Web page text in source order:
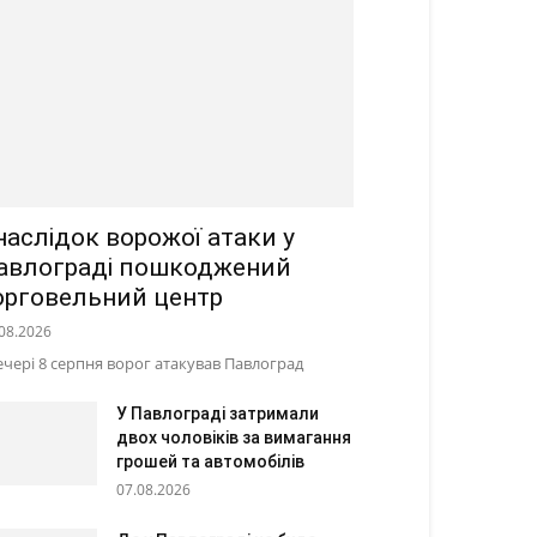
ворожої атаки у
пошкоджений
центр
8 серпня ворог атакував Павлоград
У Павлограді затримали
двох чоловіків за вимагання
грошей та автомобілів
07.08.2026